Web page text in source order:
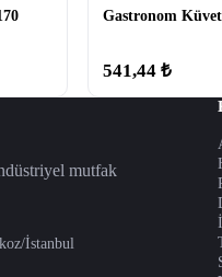
Gastronom
541,44 ₺
mutfak
İstanbul